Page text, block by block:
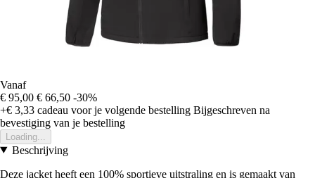
Vanaf
€ 95,00 € 66,50 -30%
+€ 3,33 cadeau voor je volgende bestelling Bijgeschreven na
bevestiging van je bestelling
Loading...
Beschrijving
Deze jacket heeft een 100% sportieve uitstraling en is gemaakt van